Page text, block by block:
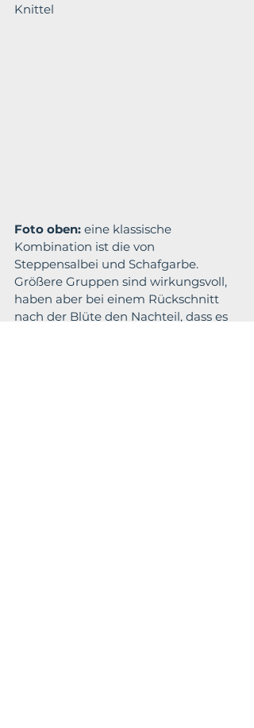
Knittel
Foto oben: eine klassische
Kombination ist die von
Steppensalbei und Schafgarbe.
Größere Gruppen sind wirkungsvoll,
haben aber bei einem Rückschnitt
nach der Blüte den Nachteil, dass es